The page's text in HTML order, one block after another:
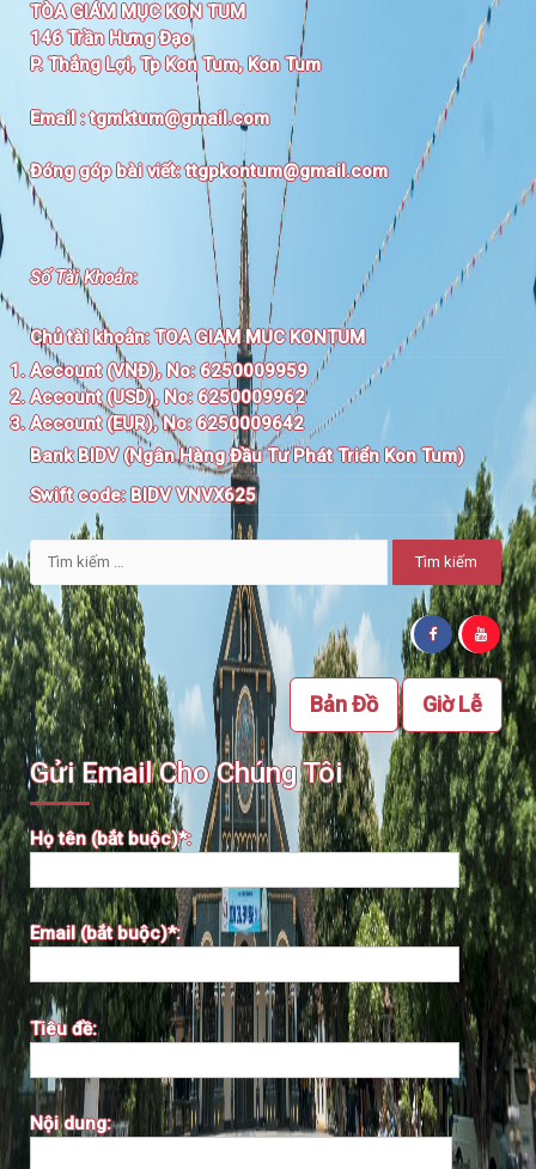
TÒA GIÁM MỤC KON TUM
146 Trần Hưng Đạo
P. Thắng Lợi, Tp Kon Tum, Kon Tum
Email :tgmktum@gmail.com
Đóng góp bài viết:ttgpkontum@gmail.com
Số Tài Khoản:
Chủ tài khoản:TOA GIAM MUC KONTUM
Account (VNĐ), No: 6250009959
Account (USD), No: 6250009962
Account (EUR), No: 6250009642
Bank BIDV (Ngân Hàng Đầu Tư Phát Triển Kon Tum)
Swift code:BIDV VNVX625
Tìm
kiếm
cho:
Giờ Lễ
Bản Đồ
Gửi Email Cho Chúng Tôi
Họ tên (bắt buộc)*:
Email (bắt buộc)*:
Tiêu đề:
Nội dung: